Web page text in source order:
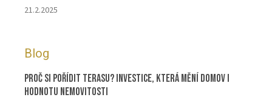
21.2.2025
Blog
Proč si pořídit terasu? Investice, která mění domov i
hodnotu nemovitosti